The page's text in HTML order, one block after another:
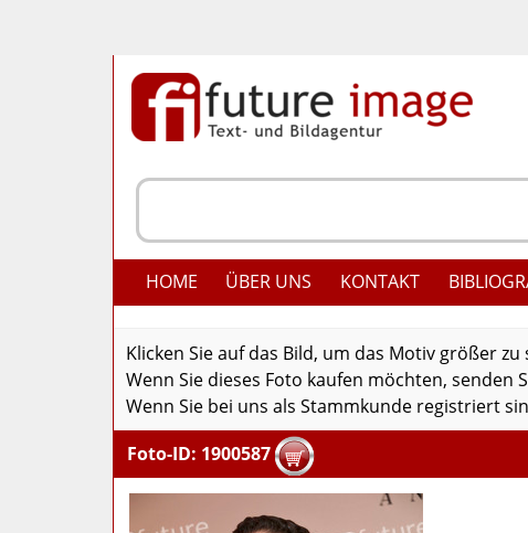
HOME ÜBER UNS KONTAKT
Klicken Sie auf das Bild, um das Motiv größer zu
Wenn Sie dieses Foto kaufen möchten, senden
Wenn Sie bei uns als Stammkunde registriert
Foto-ID: 1900587